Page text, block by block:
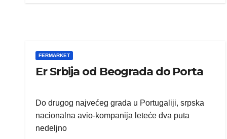
FERMARKET
Er Srbija od Beograda do Porta
Do drugog najvećeg grada u Portugaliji, srpska
nacionalna avio-kompanija leteće dva puta
nedeljno